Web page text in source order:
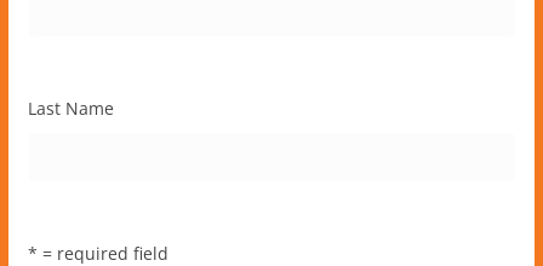
Last Name
* = required field